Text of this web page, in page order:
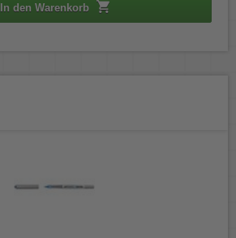
In den Warenkorb